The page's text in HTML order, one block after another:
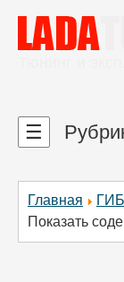
Главная
Показать
☰